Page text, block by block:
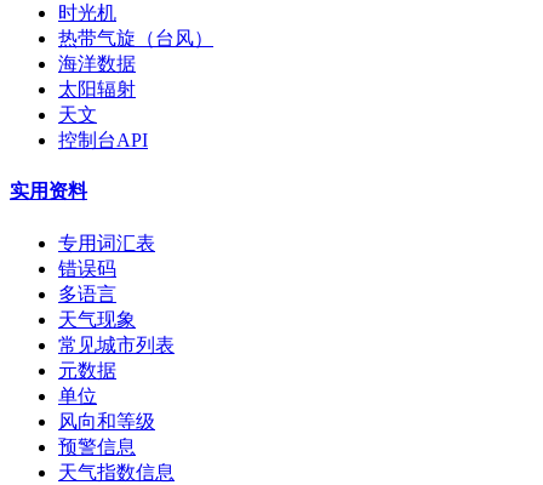
时光机
热带气旋（台风）
海洋数据
太阳辐射
天文
控制台API
实用资料
专用词汇表
错误码
多语言
天气现象
常见城市列表
元数据
单位
风向和等级
预警信息
天气指数信息